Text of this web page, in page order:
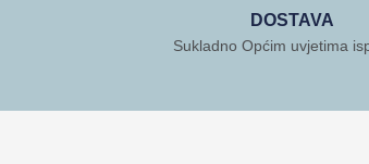
DOSTAVA
Sukladno Općim uvjetima